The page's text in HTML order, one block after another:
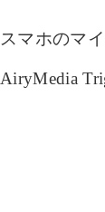
スマホのマ
AiryMedia